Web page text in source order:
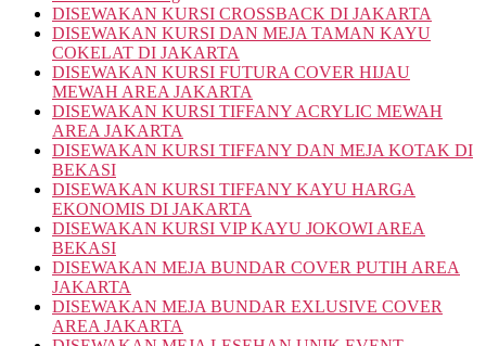
DISEWAKAN KURSI CROSSBACK DI JAKARTA
DISEWAKAN KURSI DAN MEJA TAMAN KAYU
COKELAT DI JAKARTA
DISEWAKAN KURSI FUTURA COVER HIJAU
MEWAH AREA JAKARTA
DISEWAKAN KURSI TIFFANY ACRYLIC MEWAH
AREA JAKARTA
DISEWAKAN KURSI TIFFANY DAN MEJA KOTAK DI
BEKASI
DISEWAKAN KURSI TIFFANY KAYU HARGA
EKONOMIS DI JAKARTA
DISEWAKAN KURSI VIP KAYU JOKOWI AREA
BEKASI
DISEWAKAN MEJA BUNDAR COVER PUTIH AREA
JAKARTA
DISEWAKAN MEJA BUNDAR EXLUSIVE COVER
AREA JAKARTA